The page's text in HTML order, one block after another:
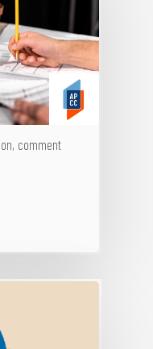
comment
Rapports d’activité
Rencontres
Articles
Annuaire des
Contact